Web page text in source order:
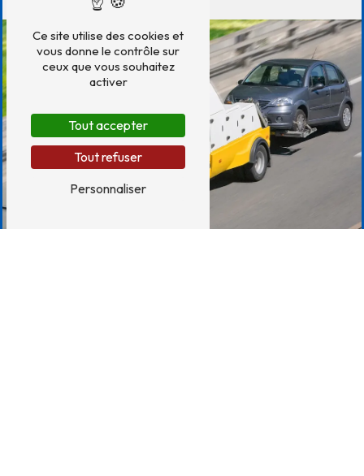
Ce site utilise des cookies et
vous donne le contrôle sur
ceux que vous souhaitez
activer
Tout accepter
Tout refuser
Personnaliser